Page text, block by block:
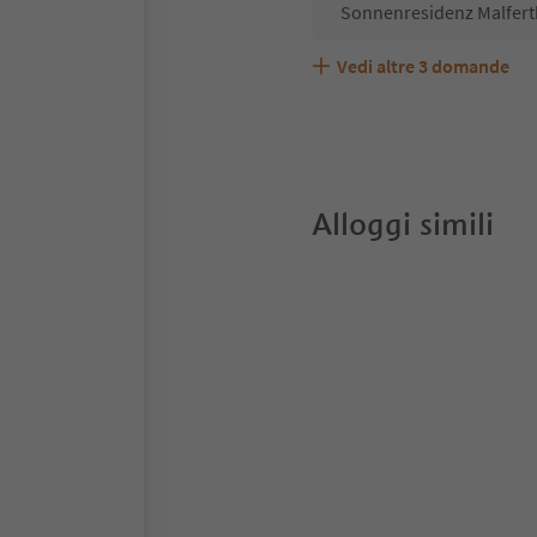
Sonnenresidenz
Sonnenresidenz
Quali servizi/attività
Gli ospiti di
Vedi altre 3 domande
Alloggi simili